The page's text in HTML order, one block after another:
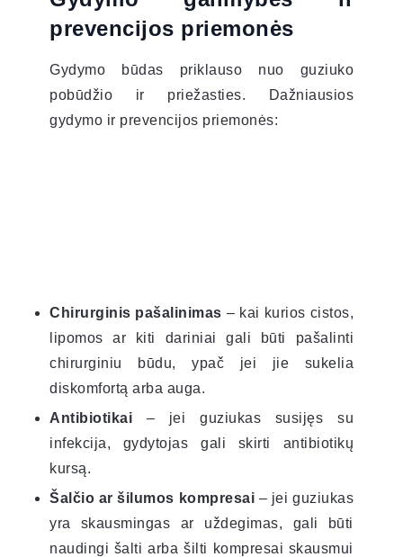
prevencijos priemonės
Gydymo būdas priklauso nuo guziuko
pobūdžio ir priežasties. Dažniausios
gydymo ir prevencijos priemonės:
Chirurginis pašalinimas – kai kurios cistos,
lipomos ar kiti dariniai gali būti pašalinti
chirurginiu būdu, ypač jei jie sukelia
diskomfortą arba auga.
Antibiotikai – jei guziukas susijęs su
infekcija, gydytojas gali skirti antibiotikų
kursą.
Šalčio ar šilumos kompresai – jei guziukas
yra skausmingas ar uždegimas, gali būti
naudingi šalti arba šilti kompresai skausmui